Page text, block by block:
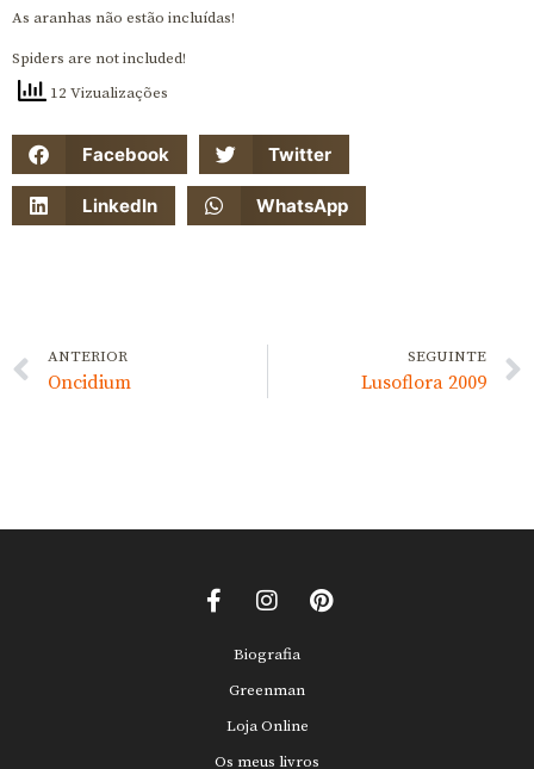
As aranhas não estão incluídas!
Spiders are not included!
12 Vizualizações
Facebook Twitter
LinkedIn WhatsApp
ANTERIOR
Oncidium
SEGUINTE
Lusoflora 2009
Biografia
Greenman
Loja Online
Os meus livros